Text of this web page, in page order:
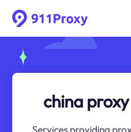
china
Services providing